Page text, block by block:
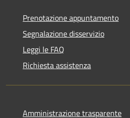
Prenotazione appuntamento
Segnalazione disservizio
Leggi le FAQ
Richiesta assistenza
Amministrazione trasparente